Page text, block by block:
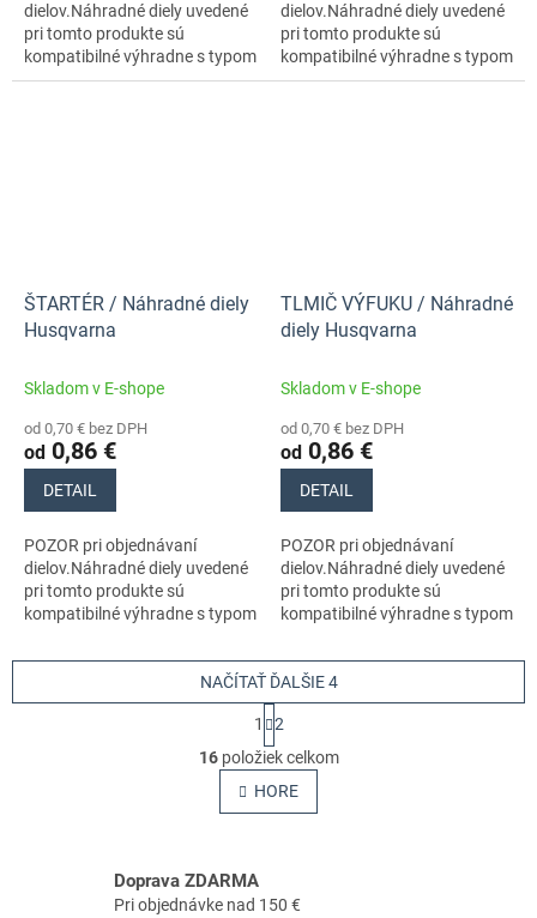
dielov.Náhradné diely uvedené
pri tomto produkte sú
kompatibilné výhradne s typom
stroja s číslom 970711418
dielov.Náhradné diely uvedené
pri tomto produkte sú
kompatibilné výhradne s typom
stroja s číslom 970711418
ŠTARTÉR / Náhradné diely
Husqvarna
Skladom v E-shope
od 0,70 € bez DPH
od 0,86 €
DETAIL
POZOR pri objednávaní
dielov.Náhradné diely uvedené
pri tomto produkte sú
kompatibilné výhradne s typom
TLMIČ VÝFUKU / Náhradné
diely Husqvarna
Skladom v E-shope
od 0,70 € bez DPH
od 0,86 €
DETAIL
POZOR pri objednávaní
dielov.Náhradné diely uvedené
pri tomto produkte sú
kompatibilné výhradne s typom
O
v
l
á
i
NAČÍTAŤ ĎALŠIE 4
S
t
r
á
n
k
n
1
2
16položiek celkom
HORE
Doprava ZDARMA
Pri objednávke nad 150 €